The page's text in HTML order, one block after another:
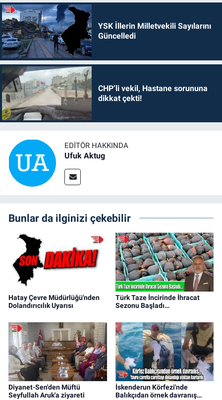
YSK İllerin Milletvekili Sayılarını
Güncelledi
CHP’li vekil, Hastane sorununa
dikkat çekti!
EDITÖR HAKKINDA
Ufuk Aktug
Bunlar da ilginizi çekebilir
Hatay Çevre Müdürlüğü'nden
Dolandırıcılık Uyarısı
Türk Taze İncirinde İhracat
Sezonu Başladı…
Diyanet-Sen'den Müftü
Seyfullah Aruk'a ziyareti
İskenderun Körfezi'nde
Balıkçıdan örnek davranış…